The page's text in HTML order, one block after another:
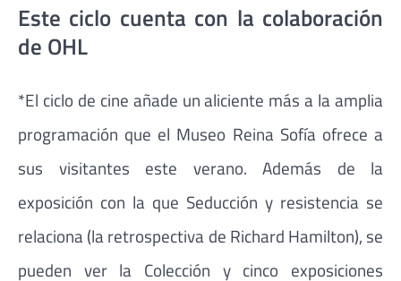
Este ciclo cuenta con la colaboración
de OHL
*El ciclo de cine añade un aliciente más a la amplia
programación que el Museo Reina Sofía ofrece a
sus visitantes este verano. Además de la
exposición con la que Seducción y resistencia se
relaciona (la retrospectiva de Richard Hamilton), se
pueden ver la Colección y cinco exposiciones